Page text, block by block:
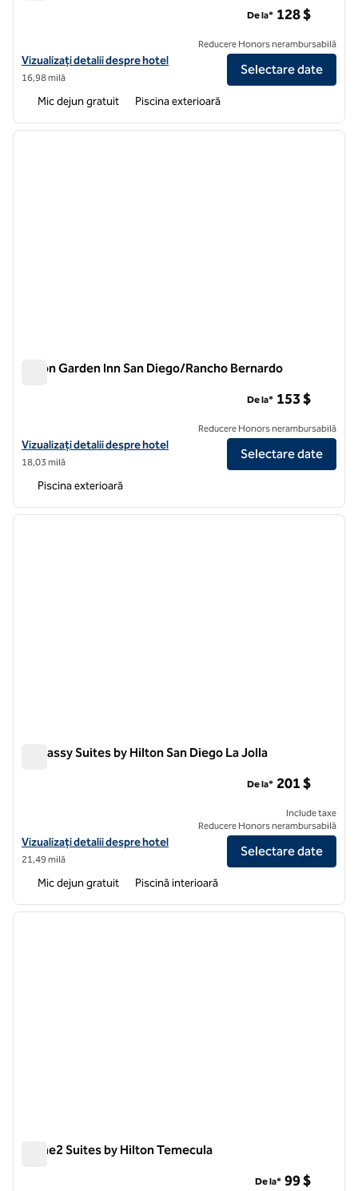
Vizualizați detaliile hotelului Hampton Inn San Diego/Del Mar
Vizualizați detalii despre hotel
16,98 milă
De la* 128 $
Reducere Honors nerambursabilă
Selectare date
Mic dejun gratuit Piscina exterioară
1 din 12
Hilton Garden Inn San Diego/Rancho Bernardo
Vizualizați detaliile hotelului Hilton Garden Inn San Diego/Rancho
Vizualizați detalii despre hotel
18,03 milă
De la* 153 $
Reducere Honors nerambursabilă
Selectare date
Piscina exterioară
1 din 12
Embassy Suites by Hilton San Diego La Jolla
Vizualizați detaliile hotelului pentru Embassy Suites by Hilton San
Vizualizați detalii despre hotel
21,49 milă
De la* 201 $
Include taxe
Reducere Honors nerambursabilă
Selectare date
Mic dejun gratuit Piscină interioară
1 din 10
Home2 Suites by Hilton Temecula
De la* 99 $